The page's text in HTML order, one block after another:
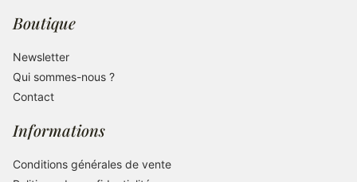
Boutique
Newsletter
Qui sommes-nous ?
Contact
Informations
Conditions générales de vente